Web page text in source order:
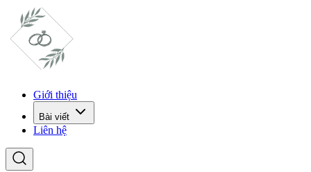
Giới thiệu
Bài viết
Liên hệ